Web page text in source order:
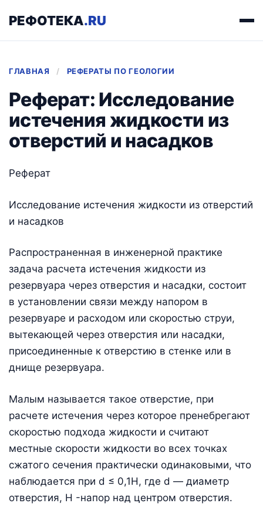
РЕФОТЕКА.RU
ГЛАВНАЯ / РЕФЕРАТЫ ПО ГЕОЛОГИИ
Реферат: Исследование
истечения жидкости из
отверстий и насадков
Реферат
Исследование истечения жидкости из отверстий
и насадков
Распространенная в инженерной практике
задача расчета истечения жидкости из
резервуара через отверстия и насадки, состоит
в установлении связи между напором в
резервуаре и расходом или скоростью струи,
вытекающей через отверстия или насадки,
присоединенные к отверстию в стенке или в
днище резервуара.
Малым называется такое отверстие, при
расчете истечения через которое пренебрегают
скоростью подхода жидкости и считают
местные скорости жидкости во всех точках
сжатого сечения практически одинаковыми, что
наблюдается при d ≤ 0,1H, где d — диаметр
отверстия, H -напор над центром отверстия.